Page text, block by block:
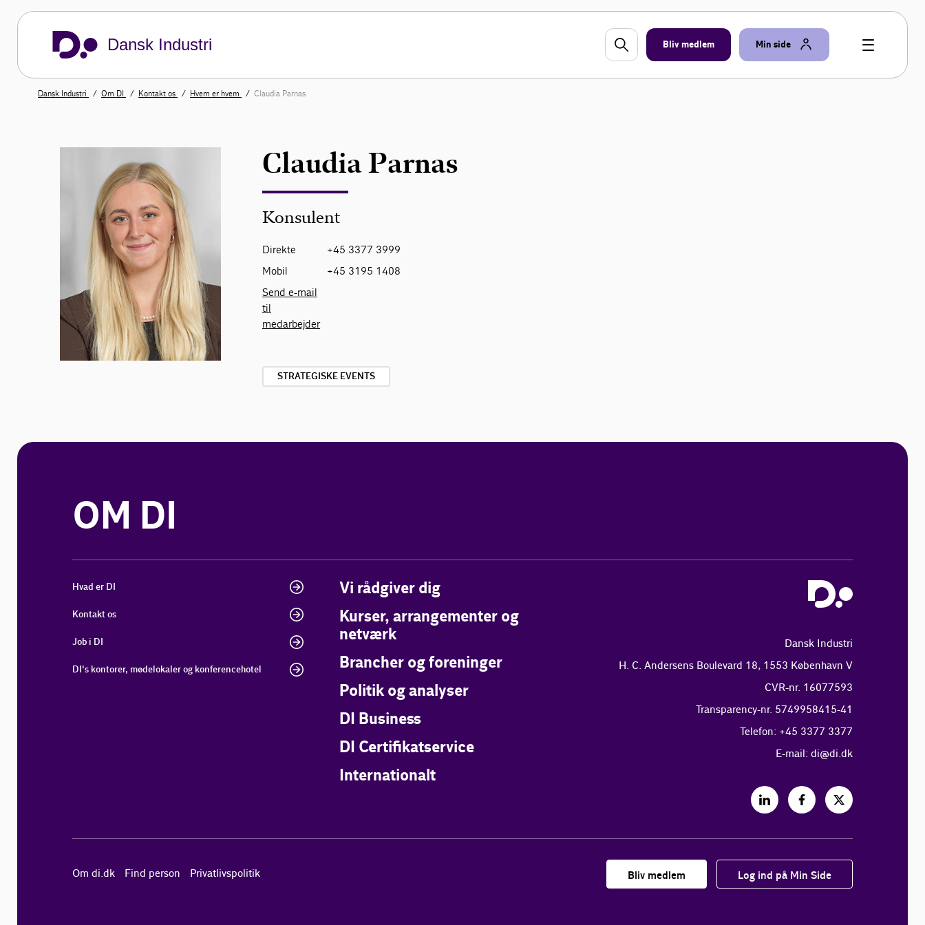
Dansk Industri Bliv medlem Min side
Dansk Industri Om DI Kontakt os Hvem er hvem Claudia Parnas
Claudia Parnas
Konsulent
Direkte
+45 3377 3999
Mobil
+45 3195 1408
Send e-mail
til
medarbejder
STRATEGISKE EVENTS
OM DI
Hvad er DI
Kontakt os
Job i DI
DI's kontorer, mødelokaler og konferencehotel
Vi rådgiver dig
Kurser, arrangementer og
netværk
Brancher og foreninger
Politik og analyser
DI Business
DI Certifikatservice
Internationalt
Dansk Industri
H. C. Andersens Boulevard 18, 1553 København V
CVR-nr. 16077593
Transparency-nr. 5749958415-41
Telefon: +45 3377 3377
E-mail: di@di.dk
Om di.dk Find person Privatlivspolitik Bliv medlem Log ind på Min Side